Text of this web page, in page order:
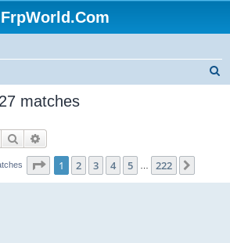
FrpWorld.Com
matches
Search
Page 1of 222
1 2 3 4 5 222